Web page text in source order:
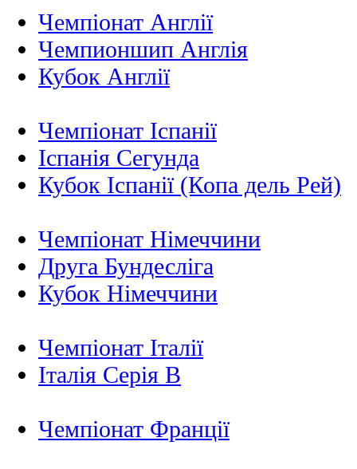
Чемпіонат Англії
Чемпионшип Англія
Кубок Англії
Чемпіонат Іспанії
Іспанія Сегунда
Кубок Іспанії (Копа дель Рей)
Чемпіонат Німеччини
Друга Бундесліга
Кубок Німеччини
Чемпіонат Італії
Італія Серія B
Чемпіонат Франції